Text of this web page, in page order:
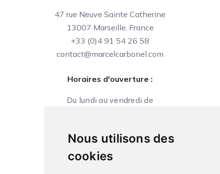
Nous utilisons des
cookies
47 rue Neuve Sainte Catherine
13007 Marseille, France
+33 (0)4 91 54 26 58
contact@marcelcarbonel.com
Horaires d'ouverture :
Du lundi au vendredi de
10h à 13h et de 14h à 18h